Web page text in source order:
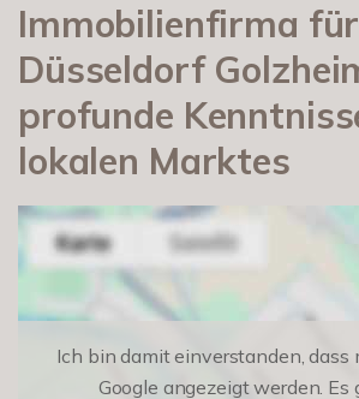
Immobilienfirma für
Düsseldorf
profunde
lokalen Marktes
Ich bin damit einverstanden, dass
Google angezeigt werden. Es